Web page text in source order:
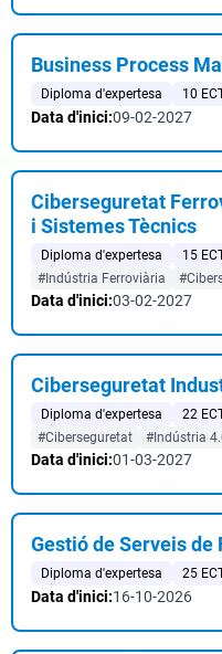
Business Process
Diploma d'expertesa 10
Data d'inici:09-02-2027
Ciberseguretat
i Sistemes Tècnics
Diploma d'expertesa 15
#Indústria Ferroviària
Data d'inici:03-02-2027
Ciberseguretat
Diploma d'expertesa 22
#Ciberseguretat
#Indústria
Data d'inici:01-03-2027
Gestió de Serveis
Diploma d'expertesa 25
Data d'inici:16-10-2026